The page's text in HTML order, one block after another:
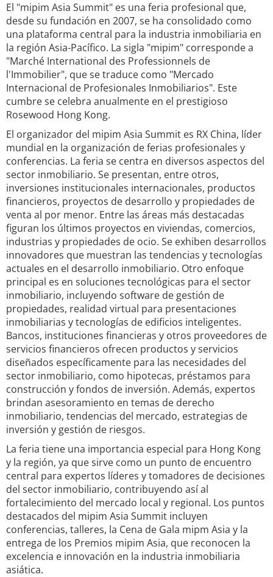
El "mipim Asia Summit" es una feria profesional que,
desde su fundación en 2007, se ha consolidado como
una plataforma central para la industria inmobiliaria en
la región Asia-Pacífico. La sigla "mipim" corresponde a
"Marché International des Professionnels de
l'Immobilier", que se traduce como "Mercado
Internacional de Profesionales Inmobiliarios". Este
cumbre se celebra anualmente en el prestigioso
Rosewood Hong Kong.
El organizador del mipim Asia Summit es RX China, líder
mundial en la organización de ferias profesionales y
conferencias. La feria se centra en diversos aspectos del
sector inmobiliario. Se presentan, entre otros,
inversiones institucionales internacionales, productos
financieros, proyectos de desarrollo y propiedades de
venta al por menor. Entre las áreas más destacadas
figuran los últimos proyectos en viviendas, comercios,
industrias y propiedades de ocio. Se exhiben desarrollos
innovadores que muestran las tendencias y tecnologías
actuales en el desarrollo inmobiliario. Otro enfoque
principal es en soluciones tecnológicas para el sector
inmobiliario, incluyendo software de gestión de
propiedades, realidad virtual para presentaciones
inmobiliarias y tecnologías de edificios inteligentes.
Bancos, instituciones financieras y otros proveedores de
servicios financieros ofrecen productos y servicios
diseñados específicamente para las necesidades del
sector inmobiliario, como hipotecas, préstamos para
construcción y fondos de inversión. Además, expertos
brindan asesoramiento en temas de derecho
inmobiliario, tendencias del mercado, estrategias de
inversión y gestión de riesgos.
La feria tiene una importancia especial para Hong Kong
y la región, ya que sirve como un punto de encuentro
central para expertos líderes y tomadores de decisiones
del sector inmobiliario, contribuyendo así al
fortalecimiento del mercado local y regional. Los puntos
destacados del mipim Asia Summit incluyen
conferencias, talleres, la Cena de Gala mipm Asia y la
entrega de los Premios mipim Asia, que reconocen la
excelencia e innovación en la industria inmobiliaria
asiática.